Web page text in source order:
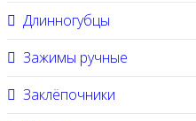
Длинногубцы
Зажимы ручные
Заклёпочники